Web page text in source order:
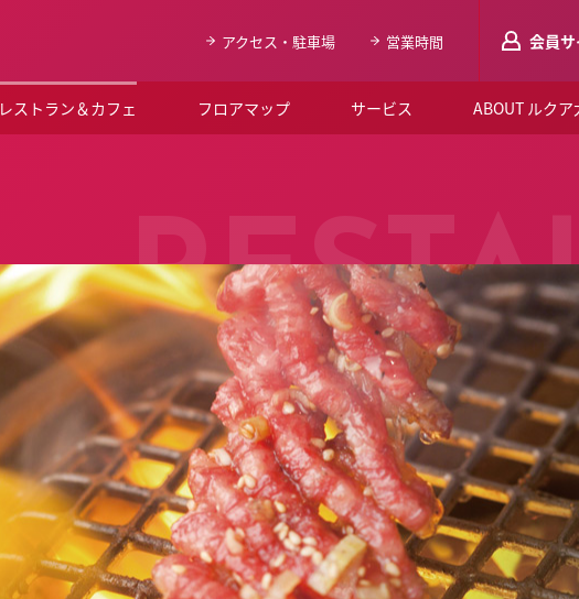
アクセス・駐車場 営業時間 会員
レストラン＆カフェ フロアマップ サービス ABOUT ルクア
ルクア大阪について
よくあるご質問
お知らせ
SNSアカウント一覧
LUCUAブライダルクラブ
ルクア大阪イベントホー
スタッフ募集（長期で働
スタッフ募集（スポット
方）